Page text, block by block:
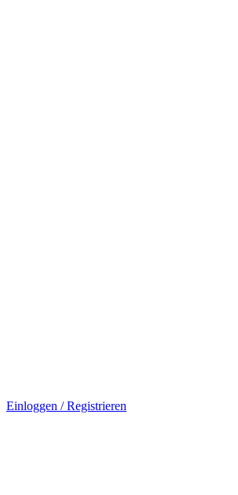
Einloggen / Registrieren